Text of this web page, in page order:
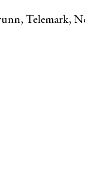
Telemark,